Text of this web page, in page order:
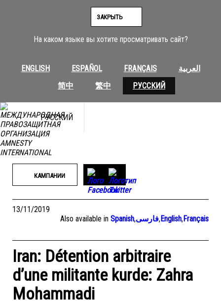
На каком языке вы хотите просматривать сайт?
ENGLISH ESPAÑOL FRANÇAIS
العربية
简中
繁中 РУССКИЙ
ЗАКРЫТЬ
РУССКИЙ
КАМПАНИИ
13/11/2019
Also available in Spanish,فارسی,English,Français
Iran: Détention arbitraire
d’une militante kurde: Zahra
Mohammadi